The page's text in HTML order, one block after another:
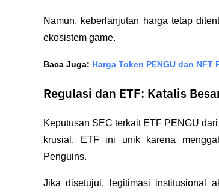
Namun, keberlanjutan harga tetap
ekosistem game.
Baca Juga: Harga Token PENGU dan
Regulasi dan ETF: Katalis
Keputusan SEC terkait ETF PENGU
krusial. ETF ini unik karena
Penguins.
Jika disetujui, legitimasi institusional